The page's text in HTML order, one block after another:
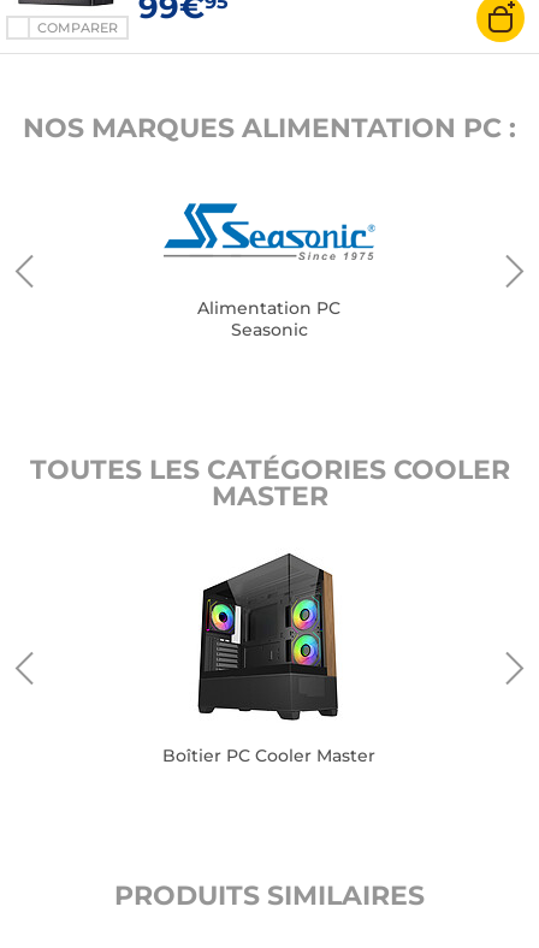
COMPARER
NOS MARQUES ALIMENTATION PC :
Alimentation PC
Seasonic
TOUTES LES CATÉGORIES COOLER
MASTER
Boîtier PC Cooler Master
PRODUITS SIMILAIRES